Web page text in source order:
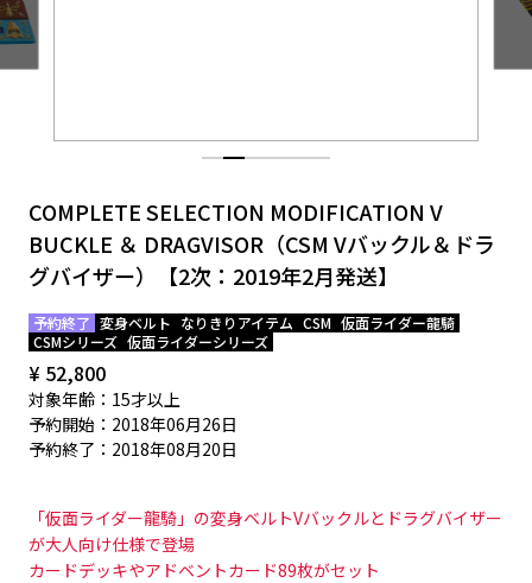
COMPLETE SELECTION MODIFICATION V
BUCKLE ＆ DRAGVISOR（CSM Vバックル＆ドラ
グバイザー）【2次：2019年2月発送】
予約終了 変身ベルト なりきりアイテム CSM 仮面ライダー龍騎
CSMシリーズ 仮面ライダーシリーズ
¥ 52,800
対象年齢：15才以上
予約開始：2018年06月26日
予約終了：2018年08月20日
「仮面ライダー龍騎」の変身ベルトVバックルとドラグバイザー
が大人向け仕様で登場
カードデッキやアドベントカード89枚がセット